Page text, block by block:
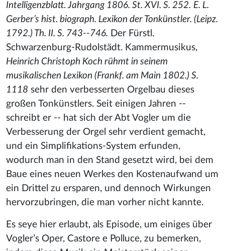
Intelligenzblatt. Jahrgang 1806. St. XVI. S. 252. E. L.
Gerber’s hist. biograph. Lexikon der Tonkünstler. (Leipz.
1792.) Th. II. S. 743--746. Der Fürstl.
Schwarzenburg-Rudolstädt. Kammermusikus,
Heinrich Christoph Koch rühmt in seinem
musikalischen Lexikon (Frankf. am Main 1802.) S.
1118 sehr den verbesserten Orgelbau dieses
großen Tonkünstlers. Seit einigen Jahren --
schreibt er -- hat sich der Abt Vogler um die
Verbesserung der Orgel sehr verdient gemacht,
und ein Simplifikations-System erfunden,
wodurch man in den Stand gesetzt wird, bei dem
Baue eines neuen Werkes den Kostenaufwand um
ein Drittel zu ersparen, und dennoch Wirkungen
hervorzubringen, die man vorher nicht kannte.
Es seye hier erlaubt, als Episode, um einiges über
Vogler’s Oper, Castore e Polluce, zu bemerken,